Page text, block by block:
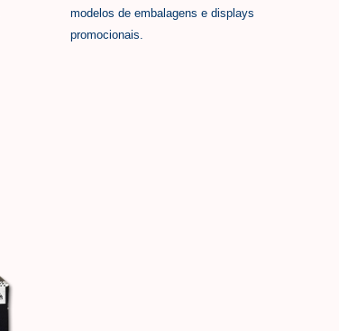
modelos de embalagens e displays
promocionais.